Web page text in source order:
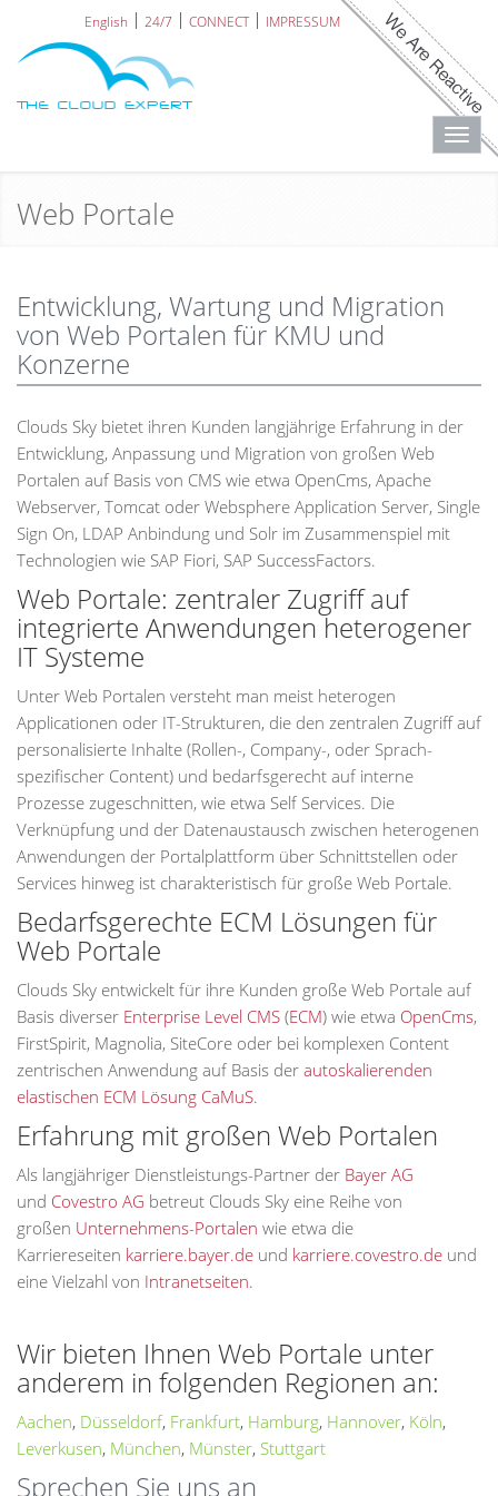
English 24/7 CONNECT IMPRESSUM
Web Portale
Entwicklung, Wartung und Migration
von Web Portalen für KMU und
Konzerne
Clouds Sky bietet ihren Kunden langjährige Erfahrung in der
Entwicklung, Anpassung und Migration von großen Web
Portalen auf Basis von CMS wie etwa OpenCms, Apache
Webserver, Tomcat oder Websphere Application Server, Single
Sign On, LDAP Anbindung und Solr im Zusammenspiel mit
Technologien wie SAP Fiori, SAP SuccessFactors.
Web Portale: zentraler Zugriff auf
integrierte Anwendungen heterogener
IT Systeme
Unter Web Portalen versteht man meist heterogen
Applicationen oder IT-Strukturen, die den zentralen Zugriff auf
personalisierte Inhalte (Rollen-, Company-, oder Sprach-
spezifischer Content) und bedarfsgerecht auf interne
Prozesse zugeschnitten, wie etwa Self Services. Die
Verknüpfung und der Datenaustausch zwischen heterogenen
Anwendungen der Portalplattform über Schnittstellen oder
Services hinweg ist charakteristisch für große Web Portale.
Bedarfsgerechte ECM Lösungen für
Web Portale
Clouds Sky entwickelt für ihre Kunden große Web Portale auf
Basis diverser Enterprise Level CMS (ECM) wie etwa OpenCms,
FirstSpirit, Magnolia, SiteCore oder bei komplexen Content
zentrischen Anwendung auf Basis der autoskalierenden
elastischen ECM Lösung CaMuS.
Erfahrung mit großen Web Portalen
Als langjähriger Dienstleistungs-Partner der Bayer AG
und Covestro AG betreut Clouds Sky eine Reihe von
großen Unternehmens-Portalen wie etwa die
Karriereseiten karriere.bayer.de und karriere.covestro.de und
eine Vielzahl von Intranetseiten.
Wir bieten Ihnen Web Portale unter
anderem in folgenden Regionen an:
Aachen, Düsseldorf, Frankfurt, Hamburg, Hannover, Köln,
Leverkusen, München, Münster, Stuttgart
Sprechen Sie uns an